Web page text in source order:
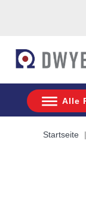
Alle
Startseite